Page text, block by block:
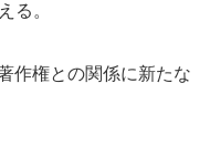
る。
作権との関係に新たな